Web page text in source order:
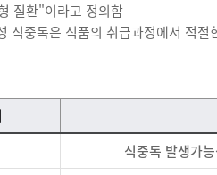
질환"이라고 정의함
식중독은 식품의 취급과정에서 적
식중독 발생가